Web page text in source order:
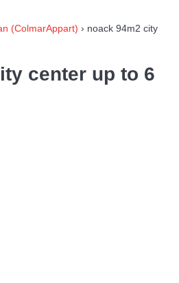
(ColmarAppart) › noack 94m2 city
center up to 6